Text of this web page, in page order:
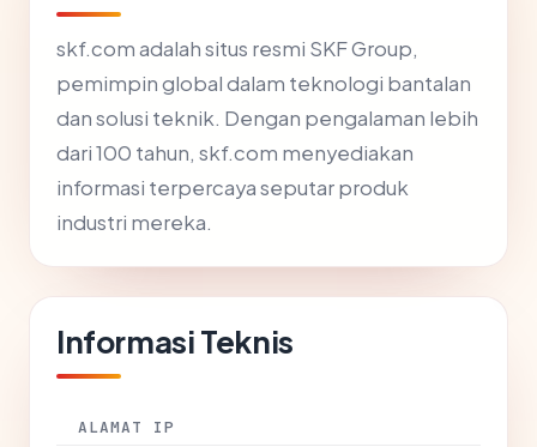
skf.com adalah situs resmi SKF Group,
pemimpin global dalam teknologi bantalan
dan solusi teknik. Dengan pengalaman lebih
dari 100 tahun, skf.com menyediakan
informasi terpercaya seputar produk
industri mereka.
Informasi Teknis
ALAMAT IP